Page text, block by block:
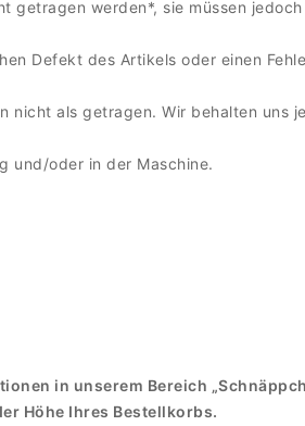
werden*, sie müssen
Defekt des Artikels oder einen
als getragen. Wir behalten uns
und/oder in der Maschine.
in unserem Bereich
Höhe Ihres Bestellkorbs.